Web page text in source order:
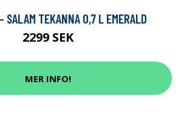
SALAM TEKANNA 0,7 L EMERALD
2299 SEK
MER INFO!